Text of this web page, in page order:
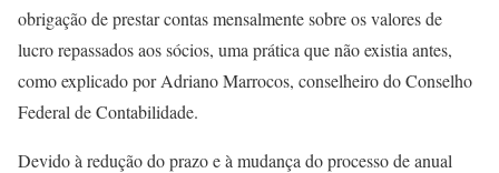
obrigação de prestar contas mensalmente sobre os valores de
lucro repassados aos sócios, uma prática que não existia antes,
como explicado por Adriano Marrocos, conselheiro do Conselho
Federal de Contabilidade.
Devido à redução do prazo e à mudança do processo de anual